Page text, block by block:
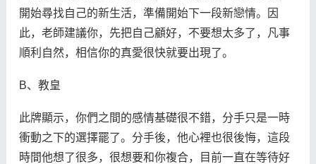
開始尋找自己的新生活，準備開始下一段新戀情。因
此，老師建議你，先把自己顧好，不要想太多了，凡事
順利自然，相信你的真愛很快就要出現了。
B、教皇
此牌顯示，你們之間的感情基礎很不錯，分手只是一時
衝動之下的選擇罷了。分手後，他心裡也很後悔，這段
時間他想了很多，很想要和你複合，目前一直在等待好